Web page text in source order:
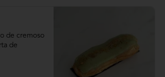
de cremoso
de